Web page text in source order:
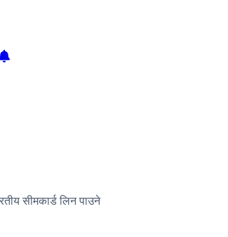
सीमकार्ड लिन पाउने